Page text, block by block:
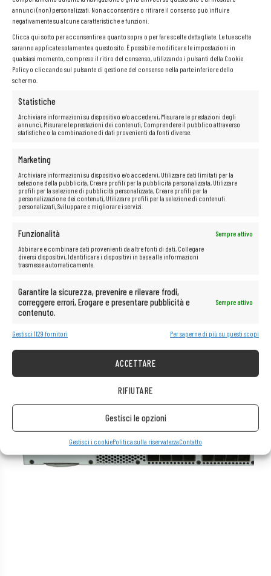
annunci (non) personalizzati. Non acconsentire o ritirare il consenso può influire
negativamente su alcune caratteristiche e funzioni.
Clicca qui sotto per acconsentire a quanto sopra o per fare scelte dettagliate. Le tue scelte
saranno applicate solamente a questo sito. È possibile modificare le impostazioni in
qualsiasi momento, compreso il ritiro del consenso, utilizzando i pulsanti della Cookie
Policy o cliccando sul pulsante di gestione del consenso nella parte inferiore dello
schermo.
Statistiche
Archiviare informazioni su dispositivo e/o accedervi, Misurare le prestazioni degli
annunci, Misurare le prestazioni dei contenuti, Comprendere il pubblico attraverso
statistiche o la combinazione di dati provenienti da fonti diverse.
Marketing
Archiviare informazioni su dispositivo e/o accedervi, Utilizzare dati limitati per la
selezione della pubblicità, Creare profili per la pubblicità personalizzata, Utilizzare
profili per la selezione di pubblicità personalizzata, Creare profili per la
personalizzazione dei contenuti, Utilizzare profili per la selezione di contenuti
personalizzati, Sviluppare e migliorare i servizi.
Funzionalità
Sempre attivo
Abbinare e combinare dati provenienti da altre fonti di dati, Collegare
diversi dispositivi, Identificare i dispositivi in base alle informazioni
trasmesse automaticamente.
Garantire la sicurezza, prevenire e rilevare frodi,
correggere errori, Erogare e presentare pubblicità e
contenuto.
Sempre attivo
Gestisci 1129 fornitori Per saperne di più su questi scopi
ACCETTARE
RIFIUTARE
Gestisci le opzioni
Gestisci i cookiePolitica sulla riservatezzaContatto